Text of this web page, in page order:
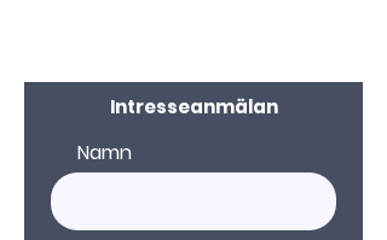
Intresseanmälan
Namn